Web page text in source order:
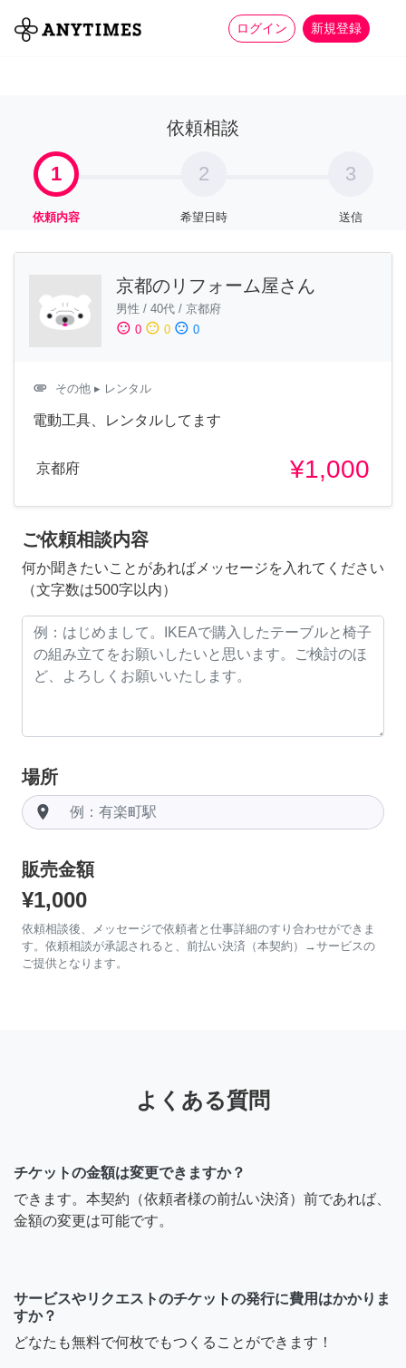
ログイン 新規登録
全て 家事 more_horiz
依頼相談
1
依頼内容
2
希望日時
3
送信
京都のリフォーム屋さん
男性 / 40代 / 京都府
sentiment_satisfied 0 sentiment_neutral 0 sentiment_dissatisfied 0
attachment その他 ▸ レンタル
電動工具、レンタルしてます
京都府 ¥1,000
ご依頼相談内容
何か聞きたいことがあればメッセージを入れてください
（文字数は500字以内）
場所
room
販売金額
¥1,000
依頼相談後、メッセージで依頼者と仕事詳細のすり合わせができま
す。依頼相談が承認されると、前払い決済（本契約）→サービスの
ご提供となります。
よくある質問
チケットの金額は変更できますか？
できます。本契約（依頼者様の前払い決済）前であれば、
金額の変更は可能です。
サービスやリクエストのチケットの発行に費用はかかりま
すか？
どなたも無料で何枚でもつくることができます！